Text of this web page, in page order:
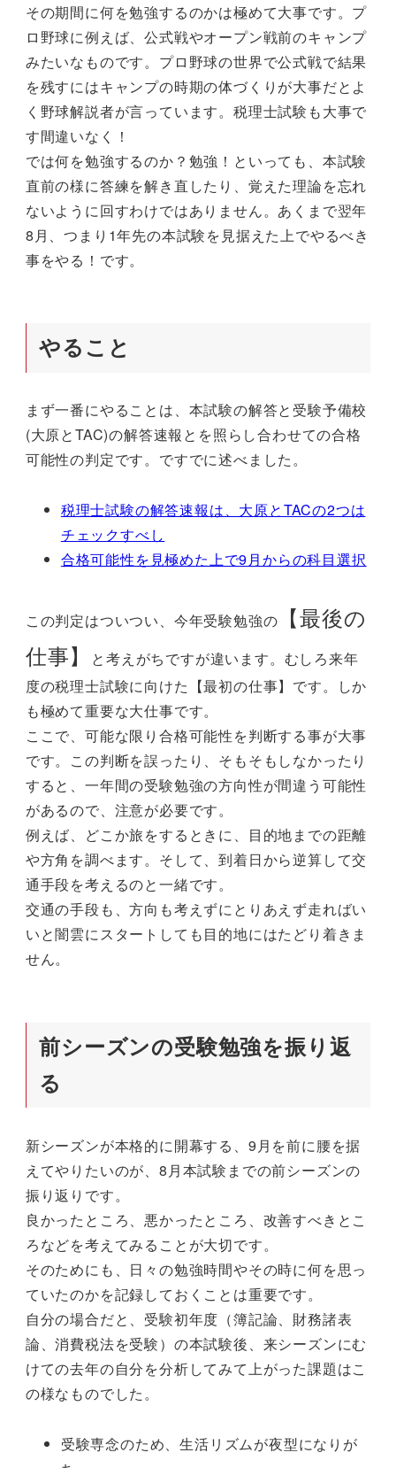
その期間に何を勉強するのかは極めて大事です。プ
ロ野球に例えば、公式戦やオープン戦前のキャンプ
みたいなものです。プロ野球の世界で公式戦で結果
を残すにはキャンプの時期の体づくりが大事だとよ
く野球解説者が言っています。税理士試験も大事で
す間違いなく！
では何を勉強するのか？勉強！といっても、本試験
直前の様に答練を解き直したり、覚えた理論を忘れ
ないように回すわけではありません。あくまで翌年
8月、つまり1年先の本試験を見据えた上でやるべき
事をやる！です。
やること
まず一番にやることは、本試験の解答と受験予備校
(大原とTAC)の解答速報とを照らし合わせての合格
可能性の判定です。ですでに述べました。
税理士試験の解答速報は、大原とTACの2つは
チェックすべし
合格可能性を見極めた上で9月からの科目選択
この判定はついつい、今年受験勉強の
【最後の
仕事】
と考えがちですが違います。むしろ来年
度の税理士試験に向けた【最初の仕事】です。しか
も極めて重要な大仕事です。
ここで、可能な限り合格可能性を判断する事が大事
です。この判断を誤ったり、そもそもしなかったり
すると、一年間の受験勉強の方向性が間違う可能性
があるので、注意が必要です。
例えば、どこか旅をするときに、目的地までの距離
や方角を調べます。そして、到着日から逆算して交
通手段を考えるのと一緒です。
交通の手段も、方向も考えずにとりあえず走ればい
いと闇雲にスタートしても目的地にはたどり着きま
せん。
前シーズンの受験勉強を振り返
る
新シーズンが本格的に開幕する、9月を前に腰を据
えてやりたいのが、8月本試験までの前シーズンの
振り返りです。
良かったところ、悪かったところ、改善すべきとこ
ろなどを考えてみることが大切です。
そのためにも、日々の勉強時間やその時に何を思っ
ていたのかを記録しておくことは重要です。
自分の場合だと、受験初年度（簿記論、財務諸表
論、消費税法を受験）の本試験後、来シーズンにむ
けての去年の自分を分析してみて上がった課題はこ
の様なものでした。
受験専念のため、生活リズムが夜型になりが